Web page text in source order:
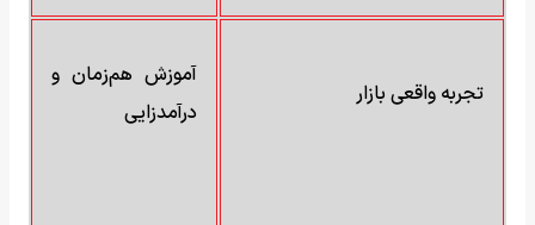
تجربه واقعی بازار
آموزش هم‌زمان و
درآمدزایی